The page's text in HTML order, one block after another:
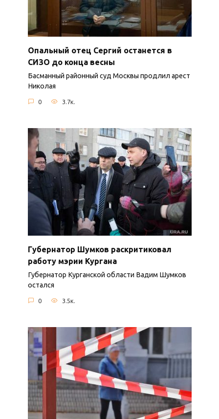
Опальный отец Сергий останется в
СИЗО до конца весны
Басманный районный суд Москвы продлил арест
Николая
0 3.7к.
Губернатор Шумков раскритиковал
работу мэрии Кургана
Губернатор Курганской области Вадим Шумков
остался
0 3.5к.